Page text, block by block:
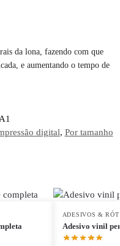
da lona, fazendo com que
e aumentando o tempo de
digital, Por tamanho
ADESIVOS &
Adesivo vinil